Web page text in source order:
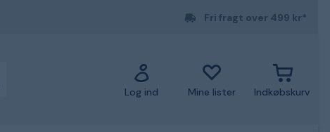
Fri fragt over 499 kr*
Log ind Mine lister Indkøbskurv